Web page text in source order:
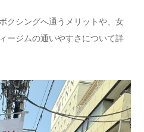
クシングへ通うメリットや、女
ージムの通いやすさについて詳